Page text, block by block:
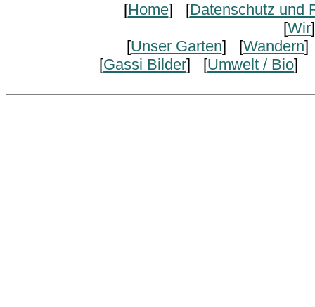
[Home] [Datenschutz und
[Wir
[Unser Garten] [Wandern]
[Gassi Bilder] [Umwelt / Bio]